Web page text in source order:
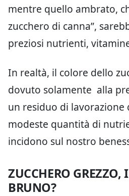
mentre quello ambrato,
zucchero di canna”,
preziosi nutrienti,
In realtà, il colore dello
dovuto solamente alla
un residuo di lavorazione
modeste quantità di
incidono sul nostro
ZUCCHERO GREZZO,
BRUNO?